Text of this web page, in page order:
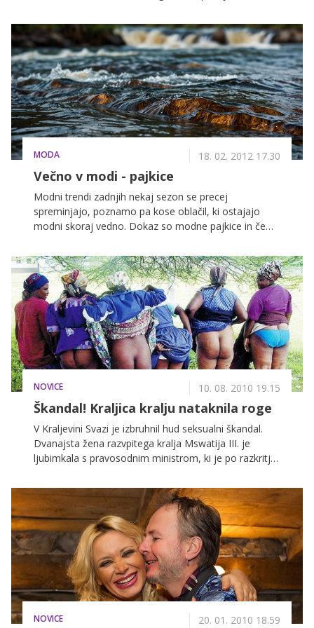
beli bluzici in modrem krilu, a je fotografe navdušila
bolj kot njene veliko bolj slavne kolegice. Simpatična
igralka se je pred fotografi začela vrteti in nastale so
fotografije, ki so dodobra ogrele vzdušje v Cannesu.
MODA 18. 02. 2012 17.30
Večno v modi - pajkice
Modni trendi zadnjih nekaj sezon se precej
spreminjajo, poznamo pa kose oblačil, ki ostajajo
modni skoraj vedno. Dokaz so modne pajkice in če
morate poseči po njih. Primerne so tako za
vsakodnevne opravke v mestu kot tudi za večerno
norenje v disku. Kombinirate jih lahko s tunikami,
modnimi majčkami ali poletnimi topi – in to na zelo
preproste in različne načine.
NOVICE 10. 08. 2010 19.15
Škandal! Kraljica kralju nataknila roge
V Kraljevini Svazi je izbruhnil hud seksualni škandal.
Dvanajsta žena razvpitega kralja Mswatija III. je
ljubimkala s pravosodnim ministrom, ki je po razkritju
dokončna usoda, še ni znano.
NOVICE 20. 01. 2010 18.59